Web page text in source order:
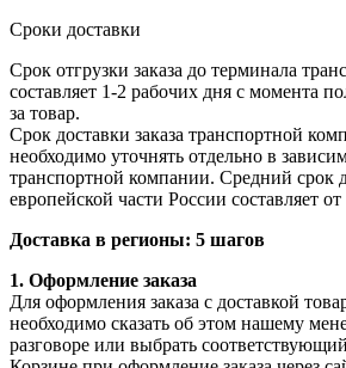
Сроки доставки
Срок отгрузки заказа до терминала
составляет 1-2 рабочих дня с момента
за товар.
Срок доставки заказа транспортной
необходимо уточнять отдельно в
транспортной компании. Средний срок
европейской части России составляет
Доставка в регионы: 5 шагов
1. Оформление заказа
Для оформления заказа с доставкой
необходимо сказать об этом нашему
разговоре или выбрать